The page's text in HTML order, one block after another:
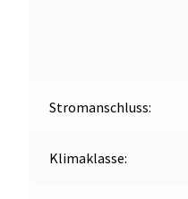
Stromanschluss:
Klimaklasse: